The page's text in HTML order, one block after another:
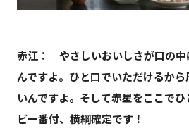
赤江： やさしいおいしさが口の
んですよ。ひと口でいただけるか
いんですよ。そして赤星をここで
ビー番付、横綱確定です！